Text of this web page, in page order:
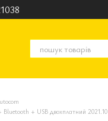
+ USB двохплатний 2021.10